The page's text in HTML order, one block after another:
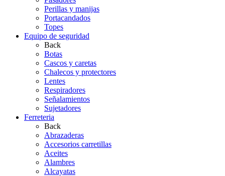
Perillas y manijas
Portacandados
Topes
Equipo de seguridad
Back
Botas
Cascos y caretas
Chalecos y protectores
Lentes
Respiradores
Señalamientos
Sujetadores
Ferreteria
Back
Abrazaderas
Accesorios carretillas
Aceites
Alambres
Alcayatas